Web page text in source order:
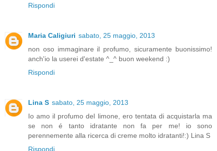
Rispondi
Maria Caligiuri sabato, 25 maggio, 2013
non oso immaginare il profumo, sicuramente buonissimo!
anch'io la userei d'estate ^_^ buon weekend :)
Rispondi
Lina S sabato, 25 maggio, 2013
Io amo il profumo del limone, ero tentata di acquistarla ma
se non é tanto idratante non fa per me! io sono
perennemente alla ricerca di creme molto idratanti!:) Lina S
Rispondi